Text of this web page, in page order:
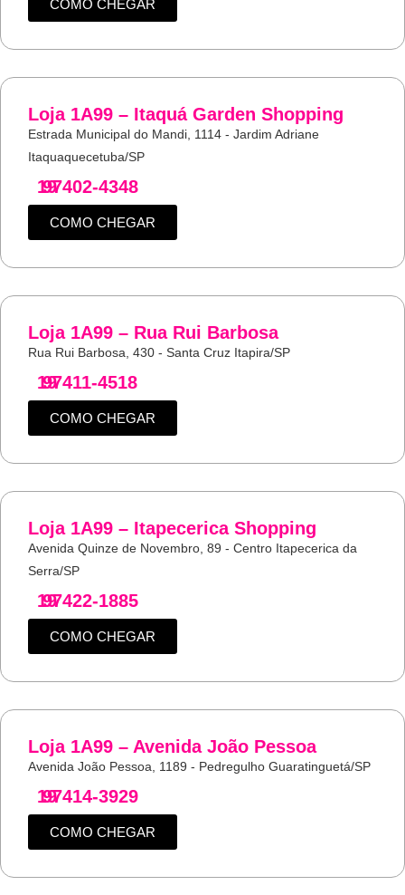
COMO CHEGAR
Loja 1A99 – Itaquá Garden Shopping
Estrada Municipal do Mandi, 1114 - Jardim Adriane
Itaquaquecetuba/SP
19
97402-4348
COMO CHEGAR
Loja 1A99 – Rua Rui Barbosa
Rua Rui Barbosa, 430 - Santa Cruz Itapira/SP
19
97411-4518
COMO CHEGAR
Loja 1A99 – Itapecerica Shopping
Avenida Quinze de Novembro, 89 - Centro Itapecerica da
Serra/SP
19
97422-1885
COMO CHEGAR
Loja 1A99 – Avenida João Pessoa
Avenida João Pessoa, 1189 - Pedregulho Guaratinguetá/SP
19
97414-3929
COMO CHEGAR